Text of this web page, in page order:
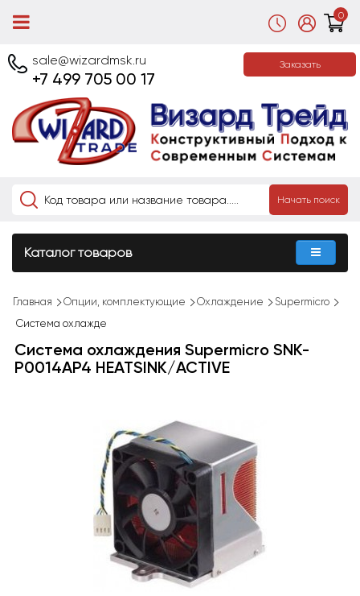
0
sale@wizardmsk.ru
+7 499 705 00 17
Заказать
Начать поиск
Каталог товаров
Главная Опции, комплектующие Охлаждение
Supermicro
Система охлажде
Система охлаждения Supermicro SNK-
P0014AP4 HEATSINK/ACTIVE